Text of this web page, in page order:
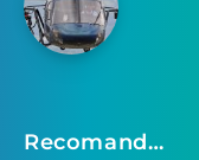
Recomand…